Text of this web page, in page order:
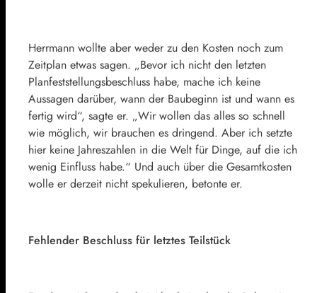
Herrmann wollte aber weder zu den Kosten noch zum
Zeitplan etwas sagen. „Bevor ich nicht den letzten
Planfeststellungsbeschluss habe, mache ich keine
Aussagen darüber, wann der Baubeginn ist und wann es
fertig wird“, sagte er. „Wir wollen das alles so schnell
wie möglich, wir brauchen es dringend. Aber ich setzte
hier keine Jahreszahlen in die Welt für Dinge, auf die ich
wenig Einfluss habe.“ Und auch über die Gesamtkosten
wolle er derzeit nicht spekulieren, betonte er.
Fehlender Beschluss für letztes Teilstück